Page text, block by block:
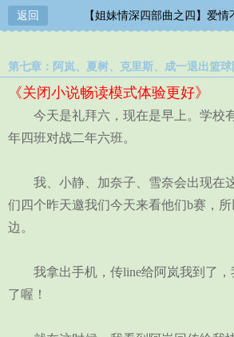
返回 【姐妹情深四部曲之四】爱情
第七章：阿岚、夏树、克里斯、成一退出篮球
《关闭小说畅读模式体验更好》
今天是礼拜六，现在是早上。学校
年四班对战二年六班。
我、小静、加奈子、雪奈会出现在
们四个昨天邀我们今天来看他们b赛，
边。
我拿出手机，传line给阿岚我到了，
了喔！